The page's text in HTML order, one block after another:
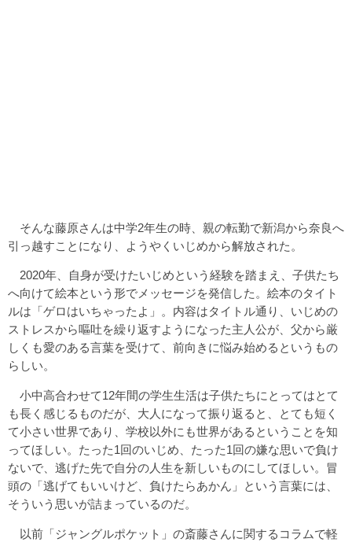
そんな藤原さんは中学2年生の時、親の転勤で新潟から奈良へ
引っ越すことになり、ようやくいじめから解放された。
2020年、自身が受けたいじめという経験を踏まえ、子供たち
へ向けて絵本という形でメッセージを発信した。絵本のタイト
ルは「ゲロはいちゃったよ」。内容はタイトル通り、いじめの
ストレスから嘔吐を繰り返すようになった主人公が、父から厳
しくも愛のある言葉を受けて、前向きに悩み始めるというもの
らしい。
小中高合わせて12年間の学生生活は子供たちにとってはとて
も長く感じるものだが、大人になって振り返ると、とても短く
て小さい世界であり、学校以外にも世界があるということを知
ってほしい。たった1回のいじめ、たった1回の嫌な思いで負け
ないで、逃げた先で自分の人生を新しいものにしてほしい。冒
頭の「逃げてもいいけど、負けたらあかん」という言葉には、
そういう思いが詰まっているのだ。
以前「ジャングルポケット」の斎藤さんに関するコラムで軽